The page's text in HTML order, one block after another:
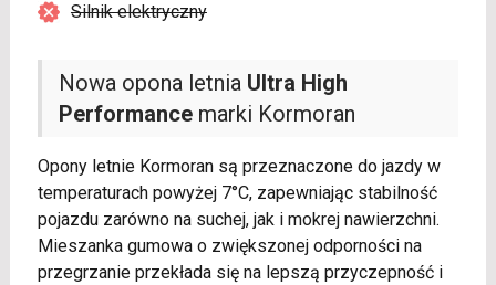
Nowa opona letnia Ultra High
Performancemarki Kormoran
Opony letnie Kormoran są przeznaczone do jazdy w
temperaturach powyżej 7°C, zapewniając stabilność
pojazdu zarówno na suchej, jak i mokrej nawierzchni.
Mieszanka gumowa o zwiększonej odporności na
przegrzanie przekłada się na lepszą przyczepność i
Silnik elektryczny